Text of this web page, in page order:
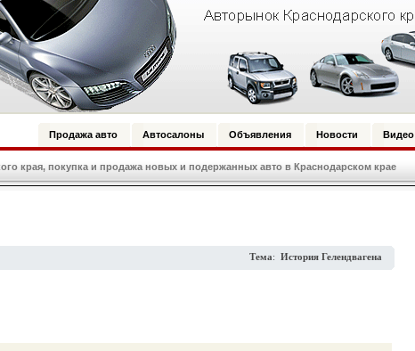
Продажа авто Автосалоны Объявления Новости Видео
края, покупка и продажа новых и подержанных авто в Краснодарском крае
Тема: История Гелендвагена